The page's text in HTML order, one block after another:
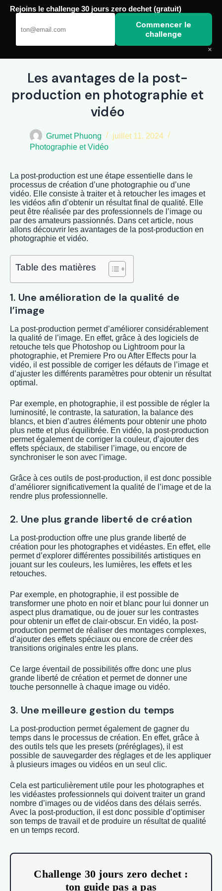
Passer
contenu
Amoxis
Les avantages de la post-
production en photographie et
vidéo
Grumet Phuong
juillet 11, 2024
Photographie et Vidéo
La post-production est une étape essentielle dans le
processus de création d’une photographie ou d’une
vidéo. Elle consiste à traiter et à retoucher les images et
les vidéos afin d’obtenir un résultat final de qualité. Elle
peut être réalisée par des professionnels de l’image ou
par des amateurs passionnés. Dans cet article, nous
allons découvrir les avantages de la post-production en
photographie et vidéo.
Table des matières
1. Une amélioration de la qualité de
l’image
La post-production permet d’améliorer considérablement
la qualité de l’image. En effet, grâce à des logiciels de
retouche tels que Photoshop ou Lightroom pour la
photographie, et Premiere Pro ou After Effects pour la
vidéo, il est possible de corriger les défauts de l’image et
d’ajuster les différents paramètres pour obtenir un résultat
optimal.
Par exemple, en photographie, il est possible de régler la
luminosité, le contraste, la saturation, la balance des
blancs, et bien d’autres éléments pour obtenir une photo
plus nette et plus équilibrée. En vidéo, la post-production
permet également de corriger la couleur, d’ajouter des
effets spéciaux, de stabiliser l’image, ou encore de
synchroniser le son avec l’image.
Grâce à ces outils de post-production, il est donc possible
d’améliorer significativement la qualité de l’image et de la
rendre plus professionnelle.
2. Une plus grande liberté de création
La post-production offre une plus grande liberté de
création pour les photographes et vidéastes. En effet, elle
permet d’explorer différentes possibilités artistiques en
jouant sur les couleurs, les lumières, les effets et les
retouches.
Par exemple, en photographie, il est possible de
transformer une photo en noir et blanc pour lui donner un
aspect plus dramatique, ou de jouer sur les contrastes
pour obtenir un effet de clair-obscur. En vidéo, la post-
production permet de réaliser des montages complexes,
d’ajouter des effets spéciaux ou encore de créer des
transitions originales entre les plans.
Ce large éventail de possibilités offre donc une plus
grande liberté de création et permet de donner une
touche personnelle à chaque image ou vidéo.
3. Une meilleure gestion du temps
La post-production permet également de gagner du
temps dans le processus de création. En effet, grâce à
des outils tels que les presets (préréglages), il est
possible de sauvegarder des réglages et de les appliquer
à plusieurs images ou vidéos en un seul clic.
Cela est particulièrement utile pour les photographes et
les vidéastes professionnels qui doivent traiter un grand
nombre d’images ou de vidéos dans des délais serrés.
Avec la post-production, il est donc possible d’optimiser
son temps de travail et de produire un résultat de qualité
en un temps record.
Challenge 30 jours zero dechet :
ton guide pas a pas
Rejoins le challenge 30 jours zero dechet (gratuit)
Commencer le
challenge
×